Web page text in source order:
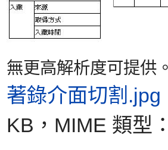
無更高解析度可提供
著錄介面切割.jpg
KB，MIME 類型